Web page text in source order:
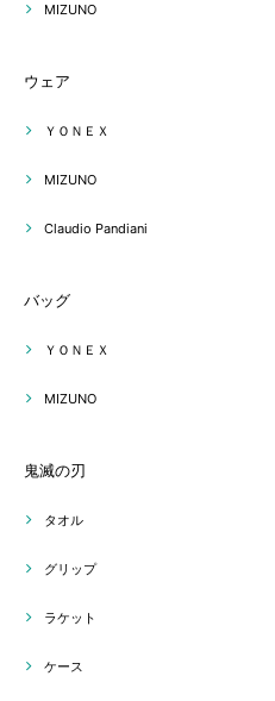
MIZUNO
ウェア
ＹＯＮＥＸ
MIZUNO
Claudio Pandiani
バッグ
ＹＯＮＥＸ
MIZUNO
鬼滅の刃
タオル
グリップ
ラケット
ケース